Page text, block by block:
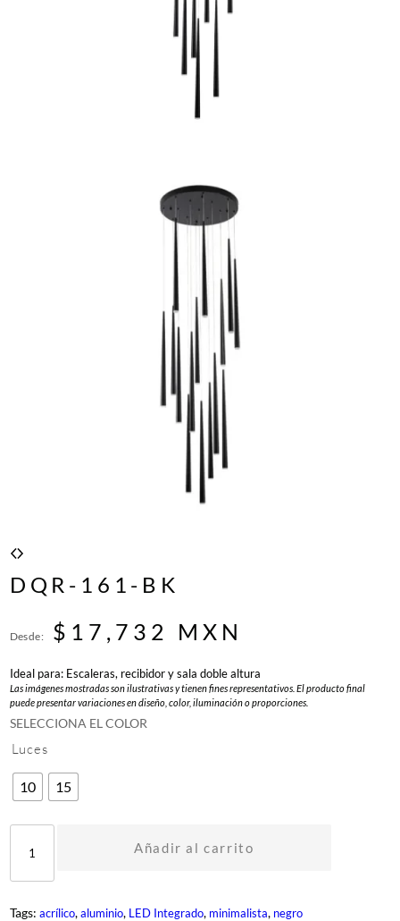
DQR-161-BK
Desde: $ 17,732 MXN
Ideal para: Escaleras, recibidor y sala doble altura
Las imágenes mostradas son ilustrativas y tienen fines representativos. El producto final
puede presentar variaciones en diseño, color, iluminación o proporciones.
SELECCIONA EL COLOR
Luces
10 15
D
1
Añadir al carrito
Tags: acrílico, aluminio, LED Integrado, minimalista, negro